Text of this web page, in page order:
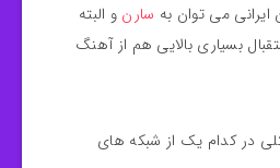
می توان به سارن و البته
بسیاری بالایی هم از آهنگ